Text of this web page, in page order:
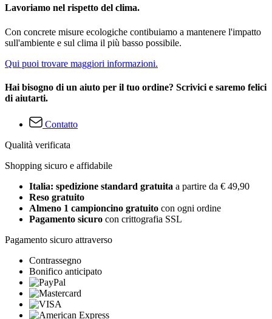
Lavoriamo nel rispetto del clima.
Con concrete misure ecologiche contibuiamo a mantenere l'impatto
sull'ambiente e sul clima il più basso possibile.
Qui puoi trovare maggiori informazioni.
Hai bisogno di un aiuto per il tuo ordine? Scrivici e saremo felici
di aiutarti.
Contatto
Qualità verificata
Shopping sicuro e affidabile
Italia: spedizione standard gratuita a partire da € 49,90
Reso gratuito
Almeno 1 campioncino gratuito con ogni ordine
Pagamento sicuro con crittografia SSL
Pagamento sicuro attraverso
Contrassegno
Bonifico anticipato